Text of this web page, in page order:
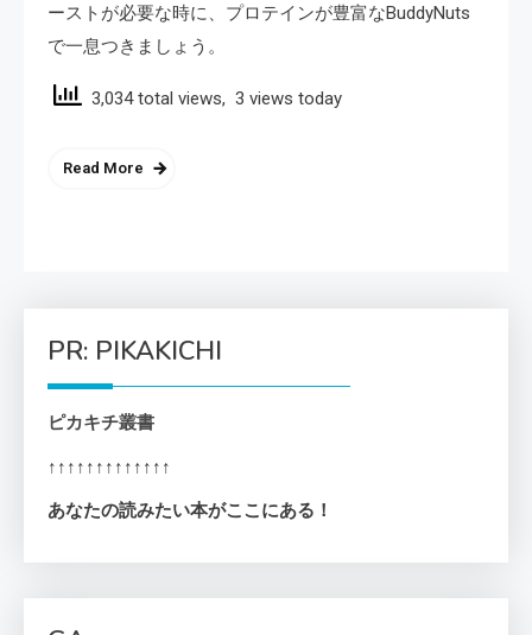
ーストが必要な時に、プロテインが豊富なBuddyNuts
で一息つきましょう。
3,034 total views, 3 views today
Read More
PR: PIKAKICHI
ピカキチ叢書
↑↑↑↑↑↑↑↑↑↑↑↑↑
あなたの読みたい本がここにある！